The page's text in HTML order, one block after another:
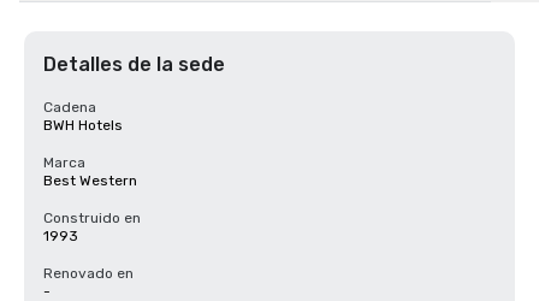
Detalles de la sede
Cadena
BWH Hotels
Marca
Best Western
Construido en
1993
Renovado en
-